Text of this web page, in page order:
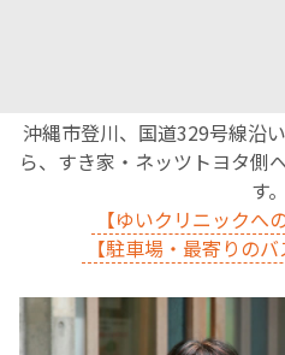
沖縄市登川、国道329号線沿
ら、すき家・ネッツトヨタ側
す。
【ゆいクリニックへ
【駐車場・最寄りの